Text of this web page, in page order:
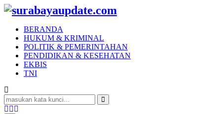
BERANDA
HUKUM & KRIMINAL
POLITIK & PEMERINTAHAN
PENDIDIKAN & KESEHATAN
EKBIS
TNI
Search
for:
Search
Facebook
Twitter